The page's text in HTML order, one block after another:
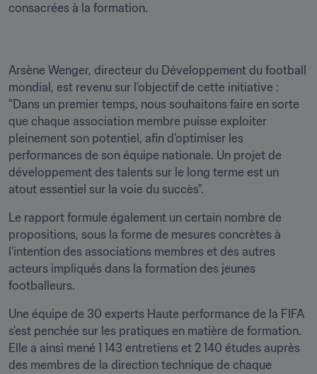
consacrées à la formation.
Arsène Wenger, directeur du Développement du football
mondial, est revenu sur l’objectif de cette initiative :
"Dans un premier temps, nous souhaitons faire en sorte
que chaque association membre puisse exploiter
pleinement son potentiel, afin d’optimiser les
performances de son équipe nationale. Un projet de
développement des talents sur le long terme est un
atout essentiel sur la voie du succès".
Le rapport formule également un certain nombre de
propositions, sous la forme de mesures concrètes à
l’intention des associations membres et des autres
acteurs impliqués dans la formation des jeunes
footballeurs.
Une équipe de 30 experts Haute performance de la FIFA
s’est penchée sur les pratiques en matière de formation.
Elle a ainsi mené 1 143 entretiens et 2 140 études auprès
des membres de la direction technique de chaque